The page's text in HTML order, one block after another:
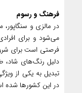
فرهنگ و رسوم
در مالزی و
می‌شود و برای
فرصتی است برای
دلیل رنگ‌های
تبدیل به یکی از
در این کشورها شده